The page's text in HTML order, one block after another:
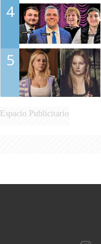
4
5
Espacio Publicitario